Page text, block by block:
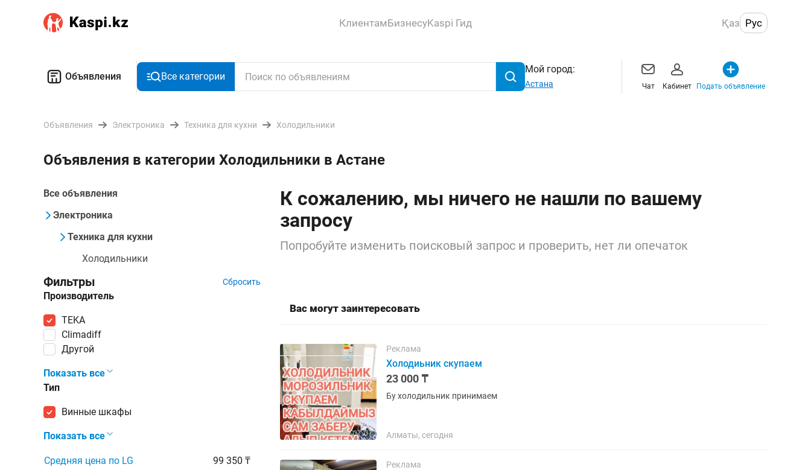
КлиентамБизнесуKaspi Гид Қаз Рус
Объявления Все категории
Мой город:
Астана Чат Кабинет Подать объявление
Объявления Электроника Техника для кухни Холодильники
Объявления в категории Холодильники в Астане
Все объявления
Электроника
Техника для кухни
Холодильники
Фильтры Сбросить
Производитель
TEKA
Climadiff
Другой
Показать все
Тип
винные шкафы
Показать все
Средняя цена по LG
99 350 ₸
К сожалению, мы ничего не нашли по вашему
запросу
Попробуйте изменить поисковый запрос и проверить, нет ли опечаток
Вас могут заинтересовать
Реклама
Холодиьник скупаем
23 000 ₸
Бу холодильник принимаем
Алматы, сегодня
Реклама